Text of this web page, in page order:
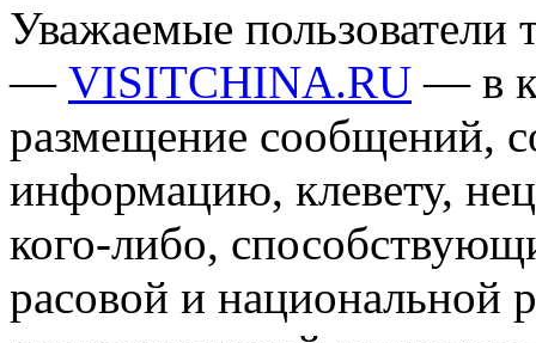
Уважаемые пользователи
— VISITCHINA.RU — в
размещение сообщений,
информацию, клевету,
кого-либо,
расовой и национальной